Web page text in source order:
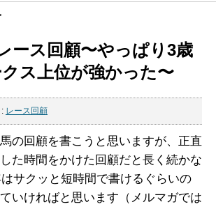
ース回顧〜やっぱり3歳
ス上位が強かった〜
: レース回顧
の回顧を書こうと思いますが、正直
た時間をかけた回顧だと長く続かな
サクッと短時間で書けるぐらいの
いければと思います（メルマガでは